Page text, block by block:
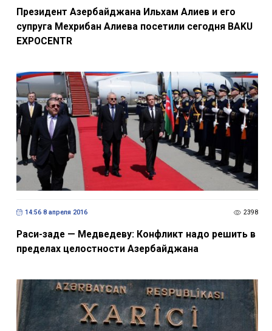
Президент Азербайджана Ильхам Алиев и его
супруга Мехрибан Алиева посетили сегодня BAKU
EXPOCENTR
14:56 8 апреля 2016 2398
Раси-заде — Медведеву: Конфликт надо решить в
пределах целостности Азербайджана